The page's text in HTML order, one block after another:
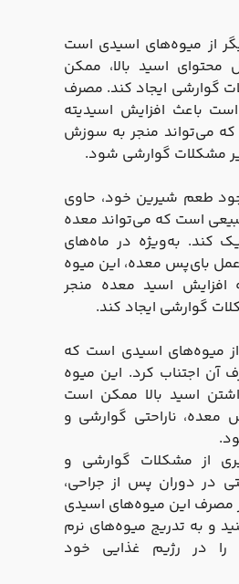
از میوه‌های اسیدی است
محتوای اسید بالا، ممکن
گوارشی ایجاد کند. مصرف
باعث افزایش اسیدیته
می‌تواند منجر به سوزش
مشکلات گوارشی شود.
طعم شیرین خود، حاوی
است که می‌تواند معده
کند. به‌ویژه در ماه‌های
بای‌پس معده، این میوه
افزایش اسید معده منجر
گوارشی ایجاد کند.
میوه‌های اسیدی است که
آن اجتناب کرد. این میوه
اسید بالا ممکن است
ناراحتی گوارشی و
از مشکلات گوارشی و
در دوران پس از جراحی،
مصرف این میوه‌های اسیدی
و به تدریج میوه‌های نرم
در رژیم غذایی خود